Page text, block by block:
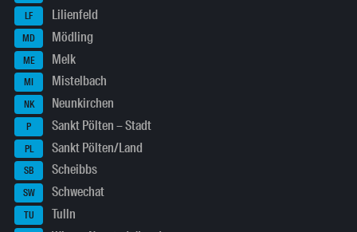
LF Lilienfeld
MD Mödling
ME Melk
MI Mistelbach
NK Neunkirchen
P Sankt Pölten – Stadt
PL Sankt Pölten/Land
SB Scheibbs
SW Schwechat
TU Tulln